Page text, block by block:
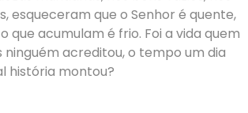
esqueceram que o Senhor é quente,
que acumulam é frio. Foi a vida quem
ninguém acreditou, o tempo um dia
história montou?